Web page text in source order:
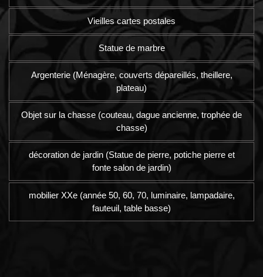
Vieilles cartes postales
Statue de marbre
Argenterie (Ménagère, couverts dépareillés, theillere,
plateau)
Objet sur la chasse (couteau, dague ancienne, trophée de
chasse)
décoration de jardin (Statue de pierre, potiche pierre et
fonte salon de jardin)
mobilier XXe (année 50, 60, 70, luminaire, lampadaire,
fauteuil, table basse)